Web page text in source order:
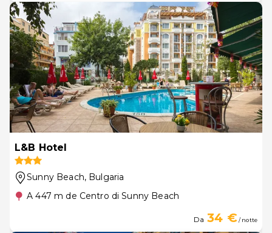
L&B Hotel
Sunny Beach, Bulgaria
A 447 m de Centro di Sunny Beach
Da 34 €/ notte